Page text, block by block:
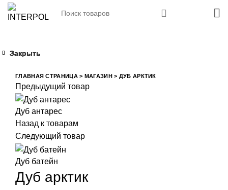
ГЛАВНАЯ СТРАНИЦА> МАГАЗИН> ДУБ АРКТИК
Предыдущий товар
Дуб антарес
Назад к товарам
Следующий товар
Дуб батейн
Дуб арктик
Закрыть
Закрыть
Закрыть
Закрыть